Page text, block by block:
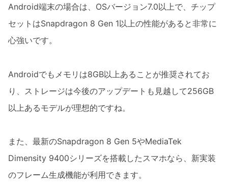
Android端末の場合は、OSバージョン7.0以上で、チップ
セットはSnapdragon 8 Gen 1以上の性能があると非常に
心強いです。
Androidでもメモリは8GB以上あることが推奨されてお
り、ストレージは今後のアップデートも見越して256GB
以上あるモデルが理想的ですね。
また、最新のSnapdragon 8 Gen 5やMediaTek
Dimensity 9400シリーズを搭載したスマホなら、新実装
のフレーム生成機能が利用できます。